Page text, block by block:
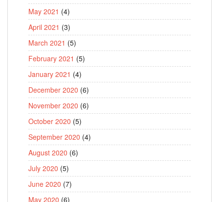
May 2021 (4)
April 2021 (3)
March 2021 (5)
February 2021 (5)
January 2021 (4)
December 2020 (6)
November 2020 (6)
October 2020 (5)
September 2020 (4)
August 2020 (6)
July 2020 (5)
June 2020 (7)
May 2020 (6)